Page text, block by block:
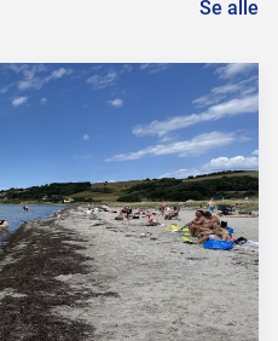
Se alle